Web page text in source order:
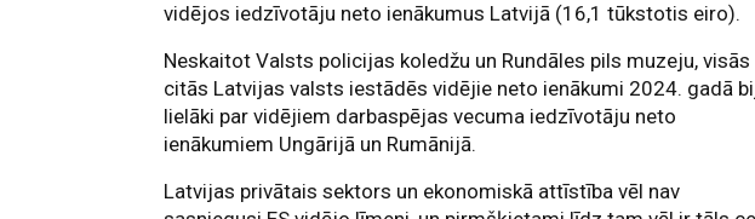
vidējos iedzīvotāju neto ienākumus Latvijā (16,1 tūkstotis eiro).
Neskaitot Valsts policijas koledžu un Rundāles pils muzeju, visās
citās Latvijas valsts iestādēs vidējie neto ienākumi 2024. gadā
lielāki par vidējiem darbaspējas vecuma iedzīvotāju neto
ienākumiem Ungārijā un Rumānijā.
Latvijas privātais sektors un ekonomiskā attīstība vēl nav